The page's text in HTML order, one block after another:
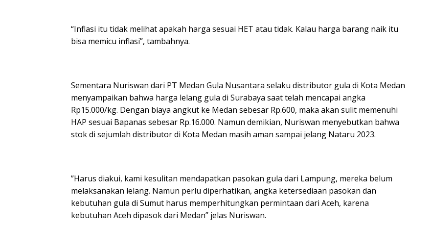
“Inflasi itu tidak melihat apakah harga sesuai HET atau tidak. Kalau harga barang naik itu
bisa memicu inflasi”, tambahnya.
Sementara Nuriswan dari PT Medan Gula Nusantara selaku distributor gula di Kota Medan
menyampaikan bahwa harga lelang gula di Surabaya saat telah mencapai angka
Rp15.000/kg. Dengan biaya angkut ke Medan sebesar Rp.600, maka akan sulit memenuhi
HAP sesuai Bapanas sebesar Rp.16.000. Namun demikian, Nuriswan menyebutkan bahwa
stok di sejumlah distributor di Kota Medan masih aman sampai jelang Nataru 2023.
”Harus diakui, kami kesulitan mendapatkan pasokan gula dari Lampung, mereka belum
melaksanakan lelang. Namun perlu diperhatikan, angka ketersediaan pasokan dan
kebutuhan gula di Sumut harus memperhitungkan permintaan dari Aceh, karena
kebutuhan Aceh dipasok dari Medan” jelas Nuriswan.